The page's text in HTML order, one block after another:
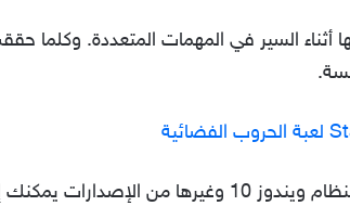
أثناء السير في المهمات المتعددة.
كانت هذه بعض من أفضل ألعاب الحروب أون لاين عبر الكمبيوتر العامل بنظام